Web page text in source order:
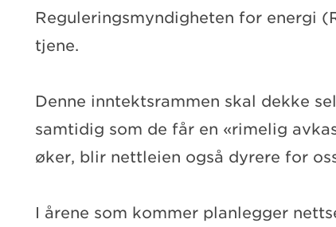
Reguleringsmyndigheten for energi
tjene.
Denne inntektsrammen skal dekke
samtidig som de får en «rimelig
øker, blir nettleien også dyrere for
I årene som kommer planlegger